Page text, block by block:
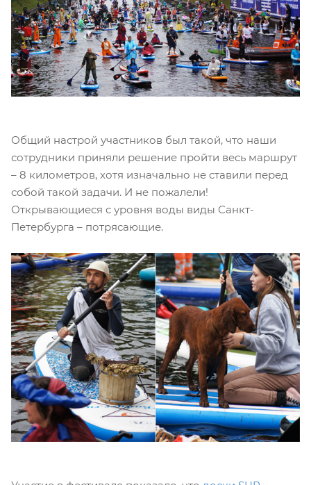
Общий настрой участников был такой, что наши
сотрудники приняли решение пройти весь маршрут
– 8 километров, хотя изначально не ставили перед
собой такой задачи. И не пожалели!
Открывающиеся с уровня воды виды Санкт-
Петербурга – потрясающие.